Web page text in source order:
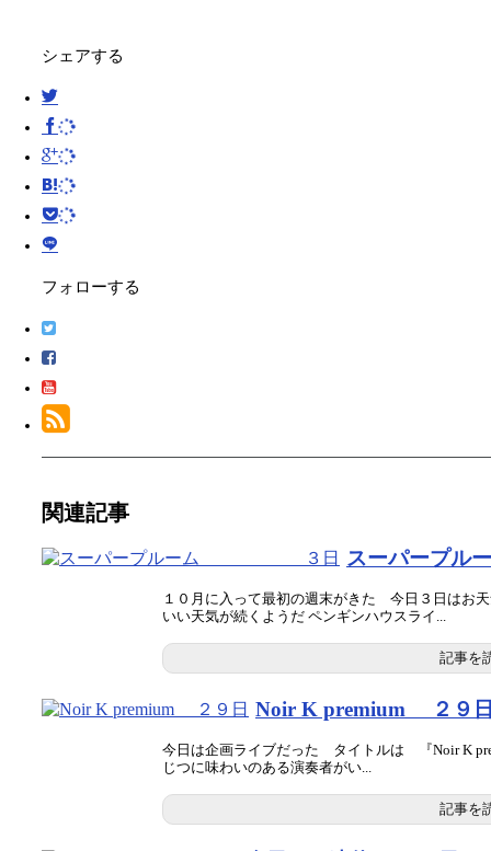
シェアする
フォローする
関連記事
スーパー
１０月に入って最初の週末がきた 今日３日はお
いい天気が続くようだ ペンギンハウスライ...
記事を
Noir K premium ２９
今日は企画ライブだった タイトルは 『Noir K
じつに味わいのある演奏者がい...
記事を